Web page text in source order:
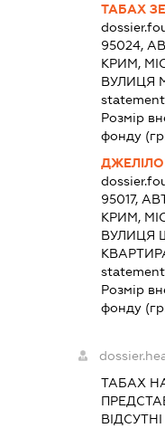
ТАБАХ
95024,
КРИМ,
ВУЛИЦЯ
Розмір
фонду
95017,
КРИМ,
ВУЛИЦЯ
Розмір
фонду
ТАБАХ
ВІДСУТНІ